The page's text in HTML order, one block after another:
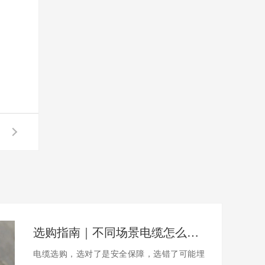
选购指南｜不同场景电缆怎么选？避开陷阱不踩坑
电缆选购，选对了是安全保障，选错了可能埋